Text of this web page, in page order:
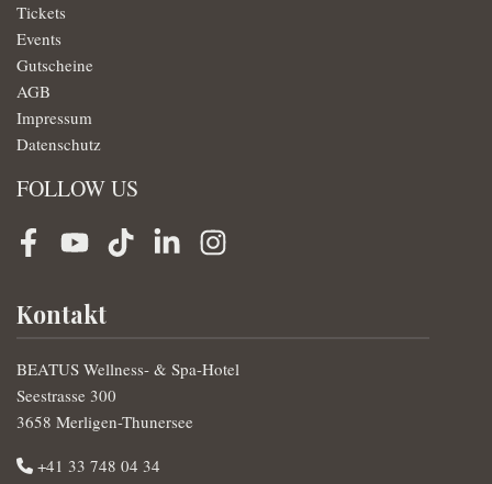
Tickets
Events
Gutscheine
AGB
Impressum
Datenschutz
FOLLOW US
FacebookYoutubeTikTokLinkedInInstagram
Kontakt
BEATUS Wellness- & Spa-Hotel
Seestrasse 300
3658 Merligen-Thunersee
+41 33 748 04 34